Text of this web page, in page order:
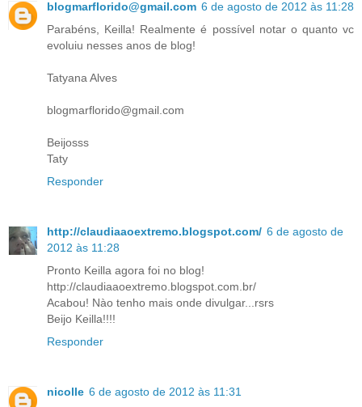
blogmarflorido@gmail.com 6 de agosto de 2012 às 11:28
Parabéns, Keilla! Realmente é possível notar o quanto vc
evoluiu nesses anos de blog!
Tatyana Alves
blogmarflorido@gmail.com
Beijosss
Taty
Responder
http://claudiaaoextremo.blogspot.com/ 6 de agosto de
2012 às 11:28
Pronto Keilla agora foi no blog!
http://claudiaaoextremo.blogspot.com.br/
Acabou! Nào tenho mais onde divulgar...rsrs
Beijo Keilla!!!!
Responder
nicolle 6 de agosto de 2012 às 11:31